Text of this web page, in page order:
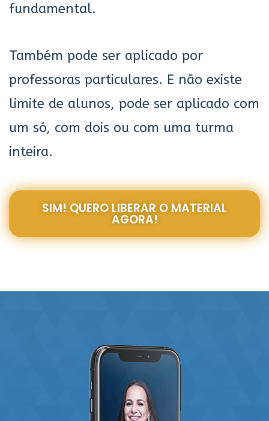
fundamental.
Também pode ser aplicado por
professoras particulares. E não existe
limite de alunos, pode ser aplicado com
um só, com dois ou com uma turma
inteira.
SIM! QUERO LIBERAR O MATERIAL
AGORA!